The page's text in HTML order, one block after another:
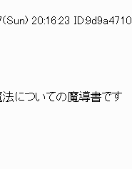
20:16:23 ID:9d9a4710
ての魔導書です